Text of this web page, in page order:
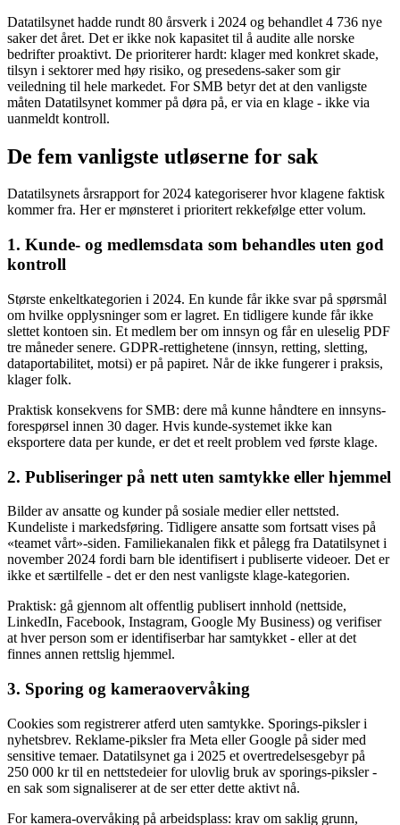
Datatilsynet hadde rundt 80 årsverk i 2024 og behandlet 4 736 nye
saker det året. Det er ikke nok kapasitet til å audite alle norske
bedrifter proaktivt. De prioriterer hardt: klager med konkret skade,
tilsyn i sektorer med høy risiko, og presedens-saker som gir
veiledning til hele markedet. For SMB betyr det at den vanligste
måten Datatilsynet kommer på døra på, er via en klage - ikke via
uanmeldt kontroll.
De fem vanligste utløserne for sak
Datatilsynets årsrapport for 2024 kategoriserer hvor klagene faktisk
kommer fra. Her er mønsteret i prioritert rekkefølge etter volum.
1. Kunde- og medlemsdata som behandles uten god
kontroll
Største enkeltkategorien i 2024. En kunde får ikke svar på spørsmål
om hvilke opplysninger som er lagret. En tidligere kunde får ikke
slettet kontoen sin. Et medlem ber om innsyn og får en uleselig PDF
tre måneder senere. GDPR-rettighetene (innsyn, retting, sletting,
dataportabilitet, motsi) er på papiret. Når de ikke fungerer i praksis,
klager folk.
Praktisk konsekvens for SMB: dere må kunne håndtere en innsyns-
forespørsel innen 30 dager. Hvis kunde-systemet ikke kan
eksportere data per kunde, er det et reelt problem ved første klage.
2. Publiseringer på nett uten samtykke eller hjemmel
Bilder av ansatte og kunder på sosiale medier eller nettsted.
Kundeliste i markedsføring. Tidligere ansatte som fortsatt vises på
«teamet vårt»-siden. Familiekanalen fikk et pålegg fra Datatilsynet i
november 2024 fordi barn ble identifisert i publiserte videoer. Det er
ikke et særtilfelle - det er den nest vanligste klage-kategorien.
Praktisk: gå gjennom alt offentlig publisert innhold (nettside,
LinkedIn, Facebook, Instagram, Google My Business) og verifiser
at hver person som er identifiserbar har samtykket - eller at det
finnes annen rettslig hjemmel.
3. Sporing og kameraovervåking
Cookies som registrerer atferd uten samtykke. Sporings-piksler i
nyhetsbrev. Reklame-piksler fra Meta eller Google på sider med
sensitive temaer. Datatilsynet ga i 2025 et overtredelsesgebyr på
250 000 kr til en nettstedeier for ulovlig bruk av sporings-piksler -
en sak som signaliserer at de ser etter dette aktivt nå.
For kamera-overvåking på arbeidsplass: krav om saklig grunn,